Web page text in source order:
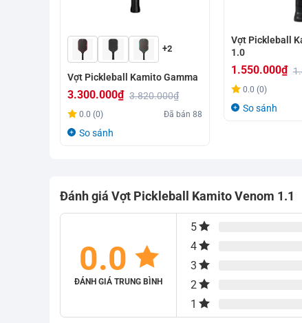
+2
Vợt Pickleball Kamito Gamma
3.820.000₫
Giá
gốc
3.300.000₫
Giá
hiện
0.0 (0) Đã bán88
So sánh
Vợt Pickleball
1.0
Giá
gốc
1.550.000₫
Giá
hiện
0.0 (0)
So sánh
Đánh giá Vợt Pickleball Kamito Venom 1.1
0.0
ĐÁNH GIÁ TRUNG BÌNH
5
4
3
2
1